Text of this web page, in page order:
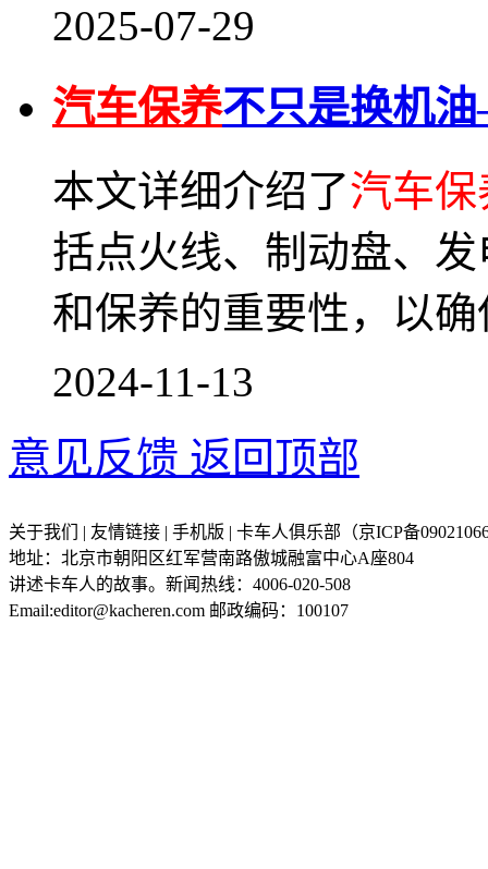
2025-07-29
汽车保养不只是换机
本文详细介绍了汽车保
括点火线、制动盘、
和保养的重要性，以
2024-11-13
意见反馈 返回顶部
关于我们 | 友情链接 | 手机版 | 卡车人俱乐部（京ICP备
地址：北京市朝阳区红军营南路傲城融富中心A座804
讲述卡车人的故事。新闻热线：4006-020-508
Email:editor@kacheren.com 邮政编码：100107